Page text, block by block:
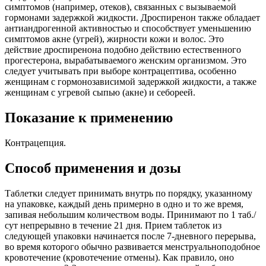
симптомов (например, отеков), связанных с вызываемой
гормонами задержкой жидкости. Дроспиренон также обладает
антиандрогенной активностью и способствует уменьшению
симптомов акне (угрей), жирности кожи и волос. Это
действие дроспиренона подобно действию естественного
прогестерона, вырабатываемого женским организмом. Это
следует учитывать при выборе контрацептива, особенно
женщинам с гормонозависимой задержкой жидкости, а также
женщинам с угревой сыпью (акне) и себореей.
Показание к применению
Контрацепция.
Способ применения и дозы
Таблетки следует принимать внутрь по порядку, указанному
на упаковке, каждый день примерно в одно и то же время,
запивая небольшим количеством воды. Принимают по 1 таб./
сут непрерывно в течение 21 дня. Прием таблеток из
следующей упаковки начинается после 7-дневного перерыва,
во время которого обычно развивается менструальноподобное
кровотечение (кровотечение отмены). Как правило, оно